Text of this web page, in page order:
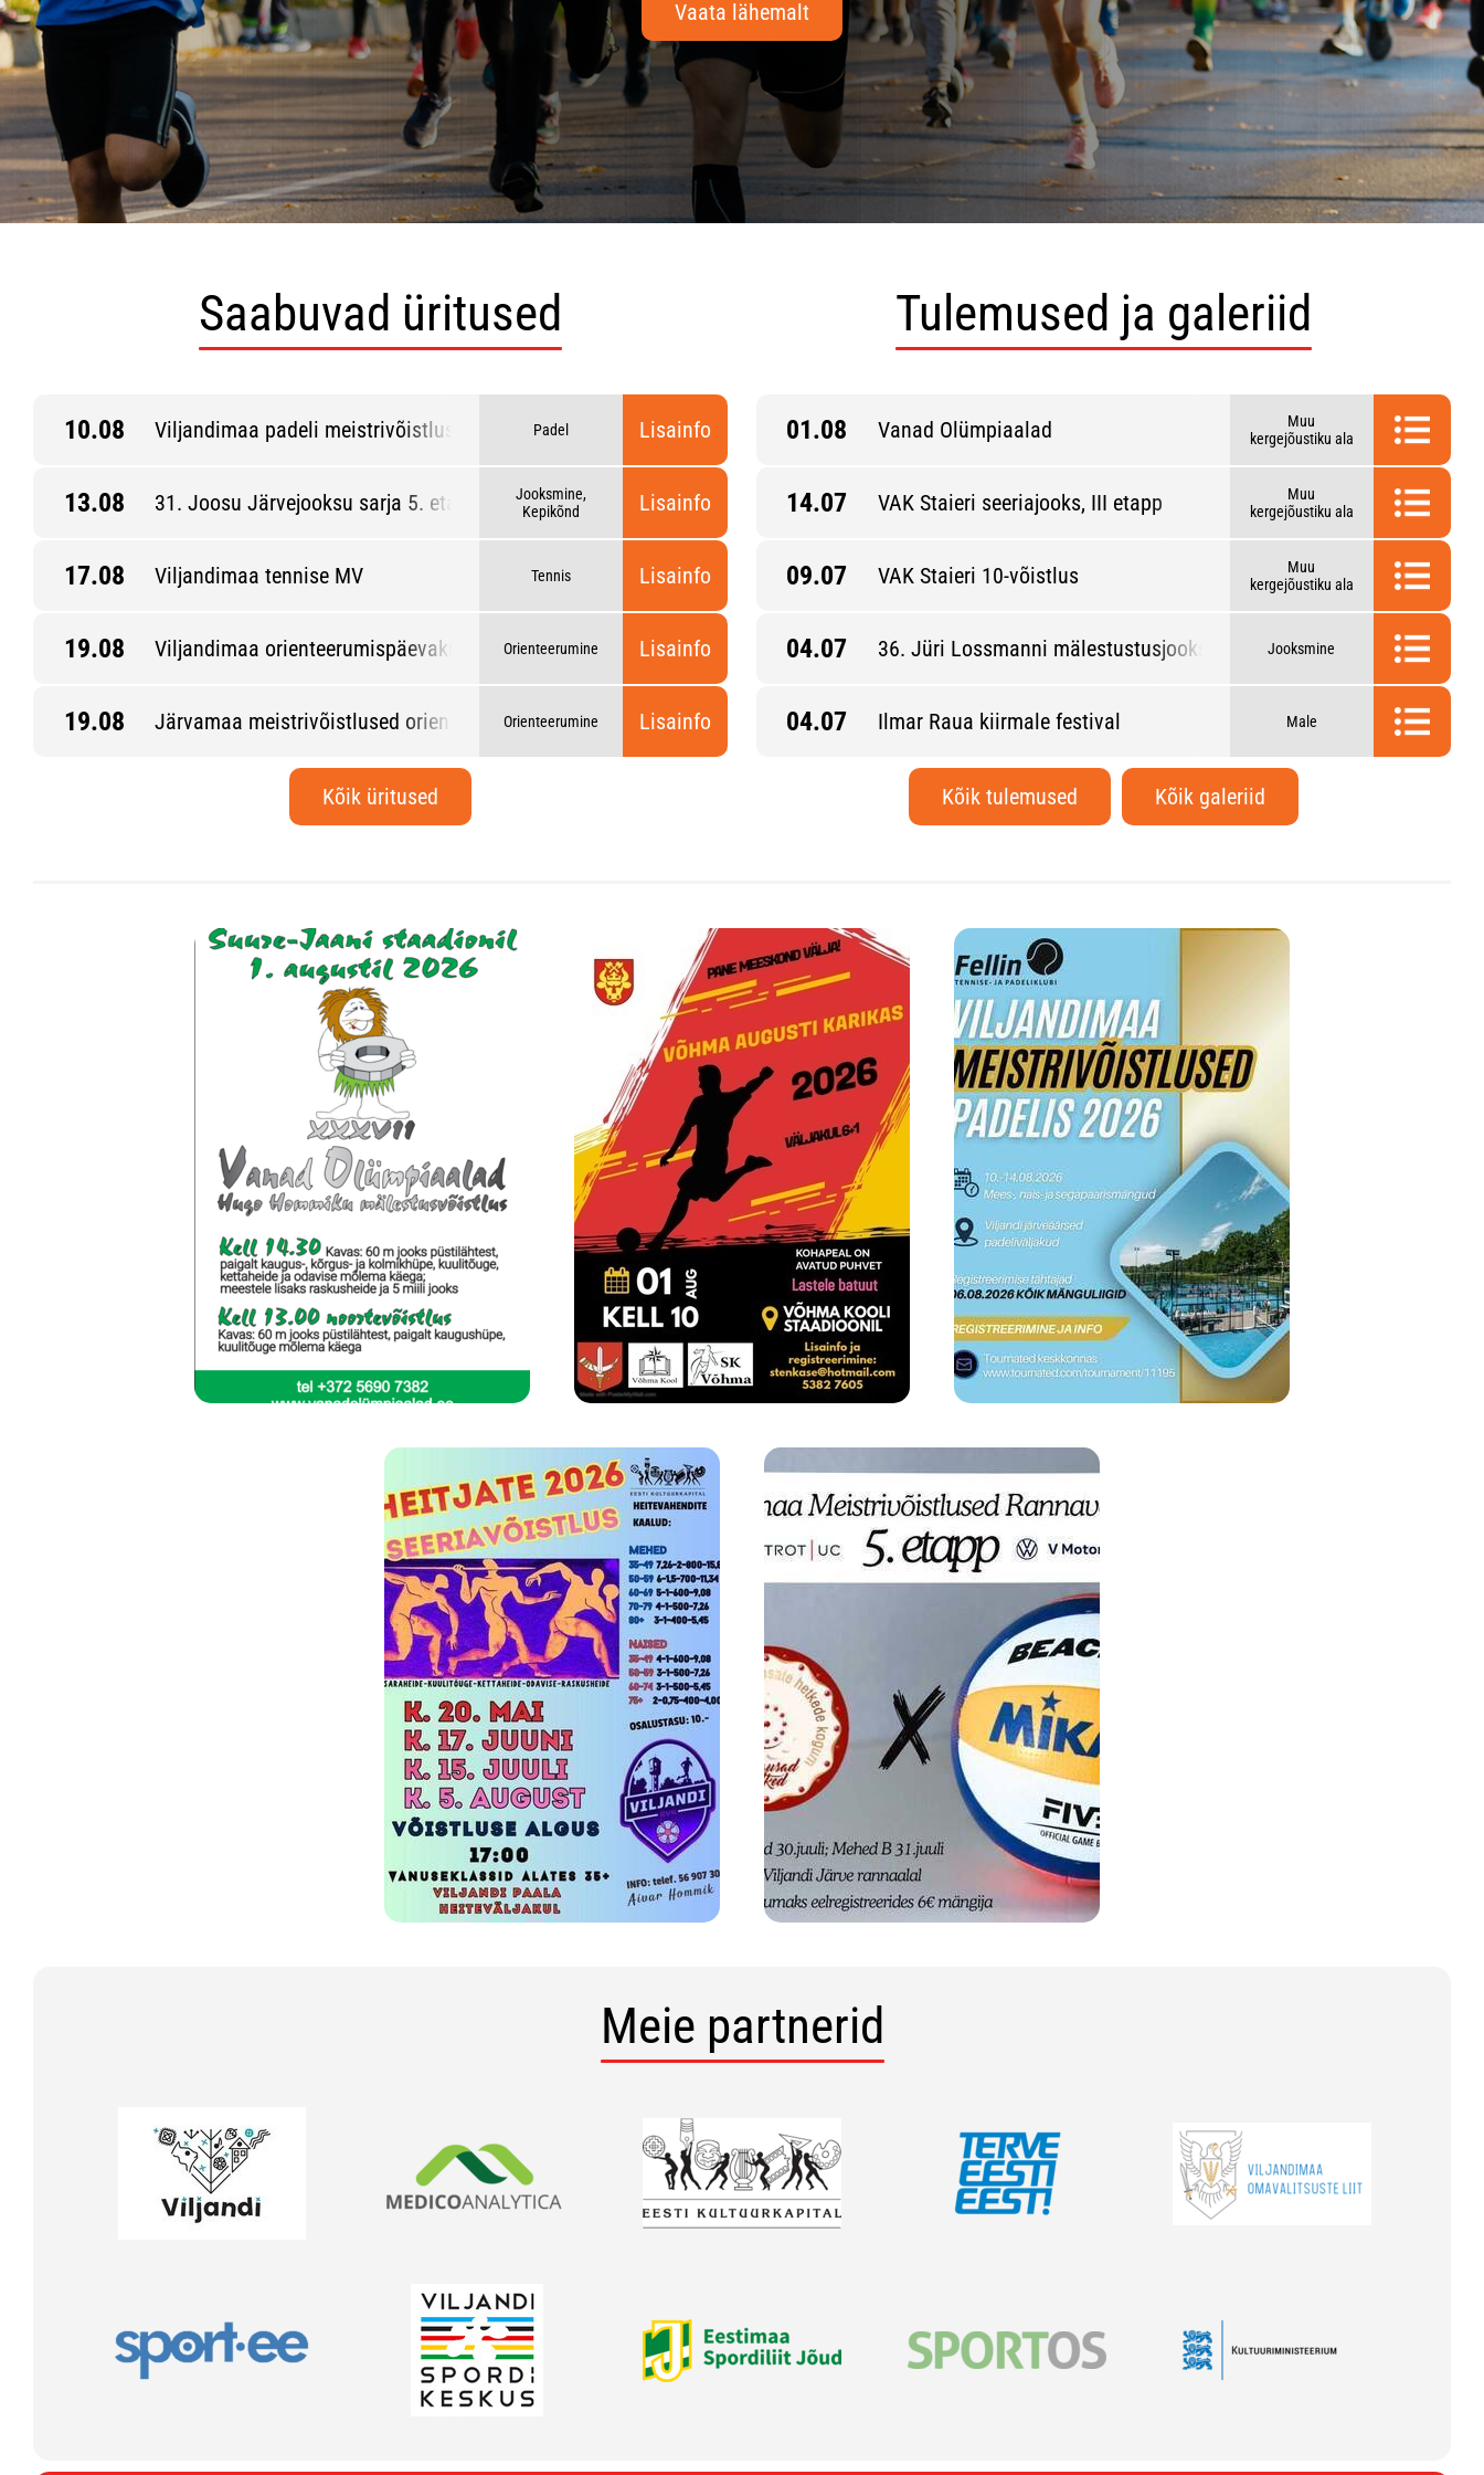
Vaata lähemalt
Saabuvad üritused
10.08 Viljandimaa padeli meistrivõistlused Padel Lisainfo
13.08 31. Joosu Järvejooksu sarja 5. etapp
Jooksmine,
Kepikõnd
Lisainfo
17.08 Viljandimaa tennise MV Tennis Lisainfo
19.08 Viljandimaa orienteerumispäevakud 6. etappOrienteerumine Lisainfo
19.08 Järvamaa meistrivõistlused orienteerumise lühirajal
Orienteerumine Lisainfo
Kõik üritused
Tulemused ja galeriid
01.08 Vanad Olümpiaalad
Muu
kergejõustiku ala
14.07 VAK Staieri seeriajooks, III etapp
Muu
kergejõustiku ala
09.07 VAK Staieri 10-võistlus
Muu
kergejõustiku ala
04.07 36. Jüri Lossmanni mälestustusjooks Jooksmine
04.07 Ilmar Raua kiirmale festival Male
Kõik tulemused Kõik galeriid
Meie partnerid